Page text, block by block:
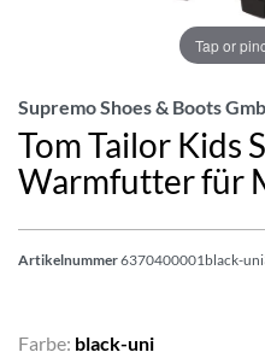
Tap or
Supremo Shoes & Boots
Tom Tailor Kids
Warmfutter für
Artikelnummer6370400001black-
Farbe: black-uni